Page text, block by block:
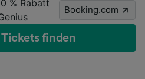
% Rabatt
Booking.com
finden